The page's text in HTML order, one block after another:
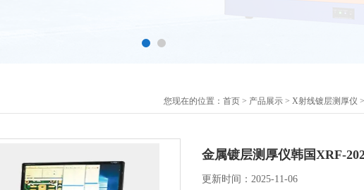
您现在的位置： 首页 > 产品展示 > X射线镀层测厚仪 >
金属镀层测厚仪韩国XRF-
更新时间：2025-11-06